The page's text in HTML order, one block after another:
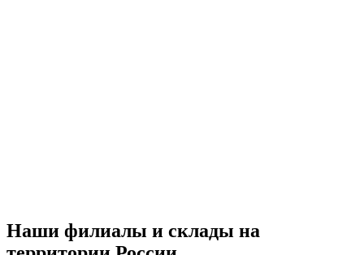
Наши филиалы и склады на